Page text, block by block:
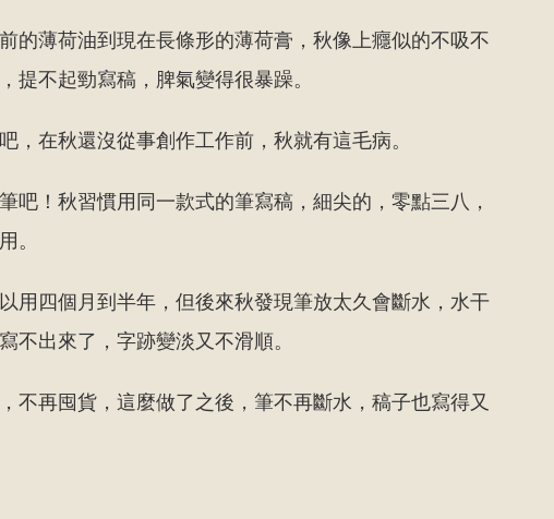
的薄荷油到現在長條形的薄荷膏，秋像上癮似的不吸不
提不起勁寫稿，脾氣變得很暴躁。
，在秋還沒從事創作工作前，秋就有這毛病。
吧！秋習慣用同一款式的筆寫稿，細尖的，零點三八，
。
用四個月到半年，但後來秋發現筆放太久會斷水，水干
不出來了，字跡變淡又不滑順。
不再囤貨，這麼做了之後，筆不再斷水，稿子也寫得又